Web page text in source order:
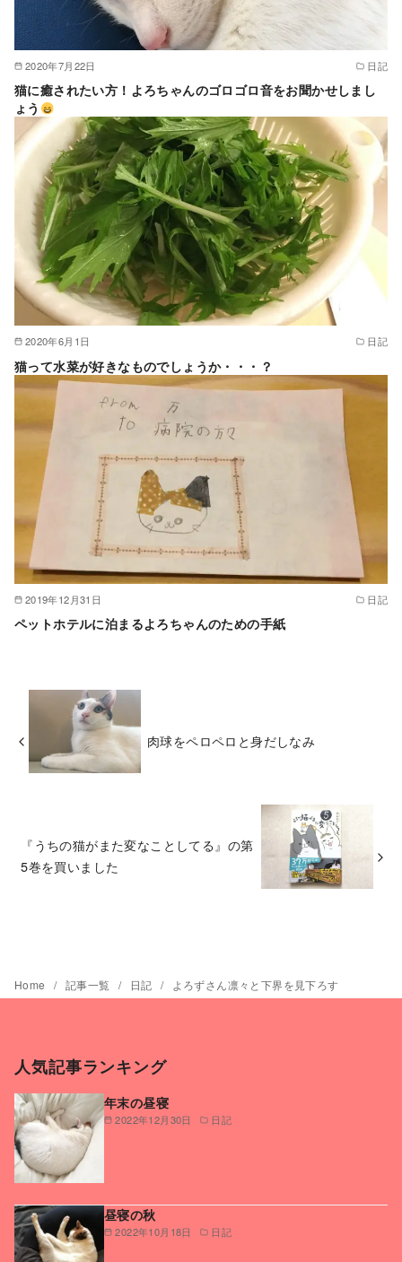
2020年7月22日 日記
猫に癒されたい方！よろちゃんのゴロゴロ音をお聞かせしまし
ょう
2020年6月1日 日記
猫って水菜が好きなものでしょうか・・・？
2019年12月31日 日記
ペットホテルに泊まるよろちゃんのための手紙
肉球をペロペロと身だしなみ
『うちの猫がまた変なことしてる』の第
5巻を買いました
Home 記事一覧 日記 よろずさん凛々と下界を見下ろす
人気記事ランキング
2022年12月30日 日記
年末の昼寝
2022年10月18日 日記
昼寝の秋